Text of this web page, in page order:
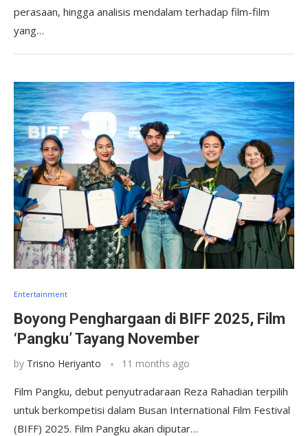
perasaan, hingga analisis mendalam terhadap film-film
yang…
Entertainment
Boyong Penghargaan di BIFF 2025, Film
‘Pangku’ Tayang November
by Trisno Heriyanto 11 months ago
Film Pangku, debut penyutradaraan Reza Rahadian terpilih
untuk berkompetisi dalam Busan International Film Festival
(BIFF) 2025. Film Pangku akan diputar…